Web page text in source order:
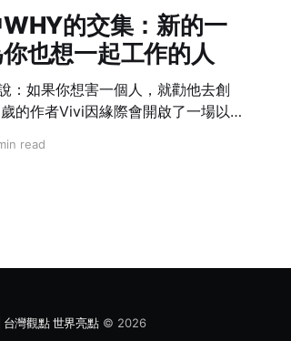
的交集：新的一
也想一起工作的人
：如果你想害一個人，就勸他去創
的作者Vivi因緣際會開啟了一場以月
頭銜，帶著一群志同道合的夥伴進入
read
灣觀點 世界亮點© 2026